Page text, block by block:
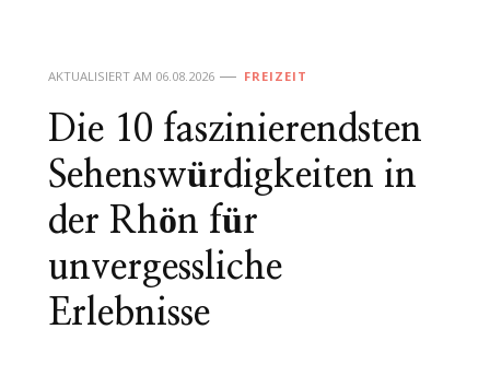
AKTUALISIERT AM 06.08.2026 FREIZEIT
Die 10 faszinierendsten
Sehenswürdigkeiten in
der Rhön für
unvergessliche
Erlebnisse